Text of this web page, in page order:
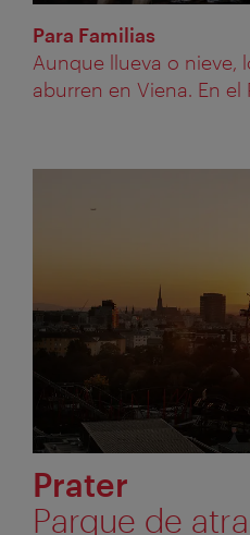
Para Familias
Aunque llueva o nieve,
aburren en Viena. En el
Prater
Parque de